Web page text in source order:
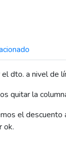
dto. a nivel de
quitar la
el
ok.